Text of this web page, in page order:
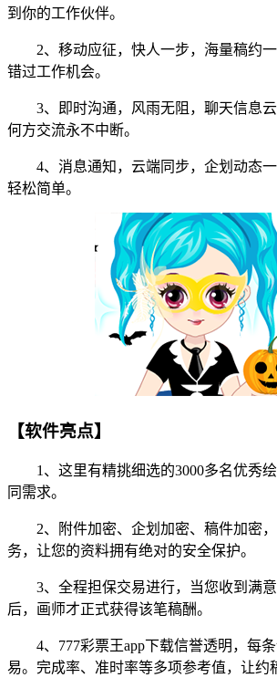
到你的工作伙伴。
2、移动应征，快人一步，海量稿约一
错过工作机会。
3、即时沟通，风雨无阻，聊天信息云
何方交流永不中断。
4、消息通知，云端同步，企划动态一
轻松简单。
【软件亮点】
1、这里有精挑细选的3000多名优秀绘
同需求。
2、附件加密、企划加密、稿件加密，
务，让您的资料拥有绝对的安全保护。
3、全程担保交易进行，当您收到满意
后，画师才正式获得该笔稿酬。
4、777彩票王app下载信誉透明，每条
易。完成率、准时率等多项参考值，让约